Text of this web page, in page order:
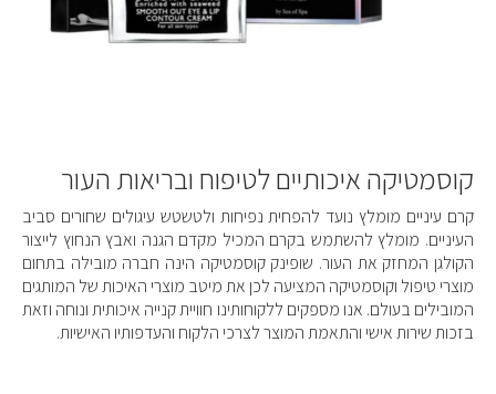
קוסמטיקה איכותיים לטיפוח ובריאות העור
קרם עיניים מומלץ נועד להפחית נפיחות ולטשטש עיגולים שחורים סביב
העיניים. מומלץ להשתמש בקרם המכיל מקדם הגנה ואבץ הנחוץ לייצור
הקולגן המחזק את העור. שופינק קוסמטיקה הינה חברה מובילה בתחום
מוצרי טיפול וקוסמטיקה המציעה לכן את מיטב מוצרי האיכות של המותגים
המובילים בעולם. אנו מספקים ללקוחותינו חוויית קנייה איכותית ונוחה וזאת
בזכות שירות אישי והתאמת המוצר לצרכי הלקוח והעדפותיו האישיות.